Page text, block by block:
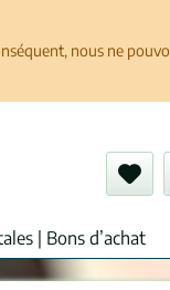
nous ne
| Bons d’achat